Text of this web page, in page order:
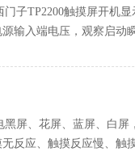
子TP2200触摸屏开机
输入端电压，观察启动
黑屏、花屏、蓝屏、白
反应、触摸反应慢、触